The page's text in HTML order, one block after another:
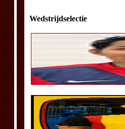
Wedstrijdselectie